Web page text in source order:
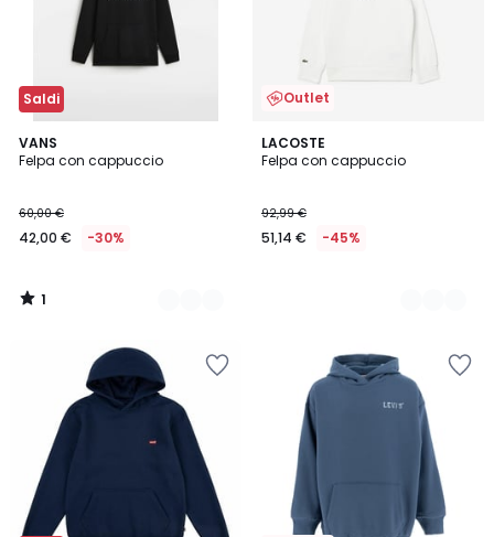
Saldi
VANS
Felpa con cappuccio
60,00 €
42,00 € -30%
1
/
2
Colori
1
/
Outlet
LACOSTE
Felpa con cappuccio
92,99 €
51,14 € -45%
2
Colori